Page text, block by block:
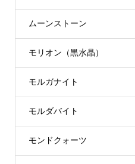
ムーンストーン
モリオン（黒水晶）
モルガナイト
モルダバイト
モンドクォーツ